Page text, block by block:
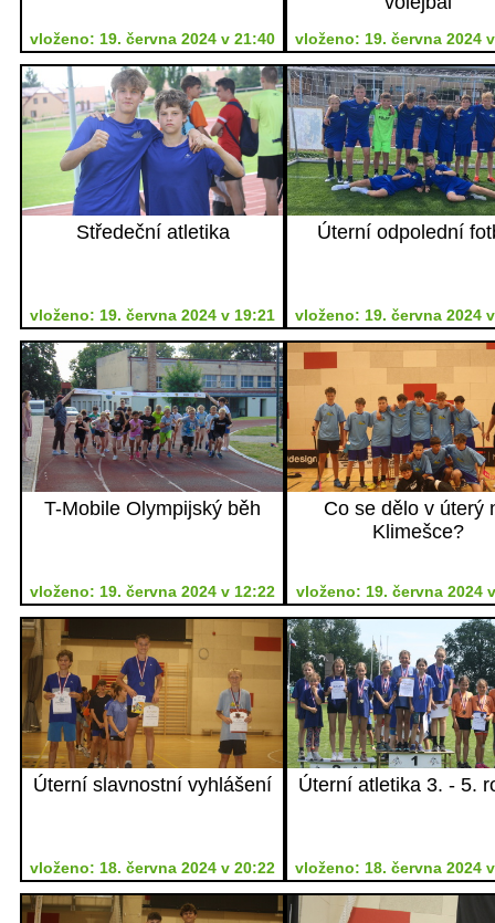
vloženo: 19. června 2024 v 21:40 vloženo: 19. června 2024
Středeční atletika
vloženo: 19. června 2024 v 19:21
Úterní odpolední
vloženo: 19. června 2024
T-Mobile Olympijský běh
vloženo: 19. června 2024 v 12:22
Co se dělo v úterý
Klimešce?
vloženo: 19. června 2024
Úterní slavnostní vyhlášení
vloženo: 18. června 2024 v 20:22
Úterní atletika 3. - 5.
vloženo: 18. června 2024